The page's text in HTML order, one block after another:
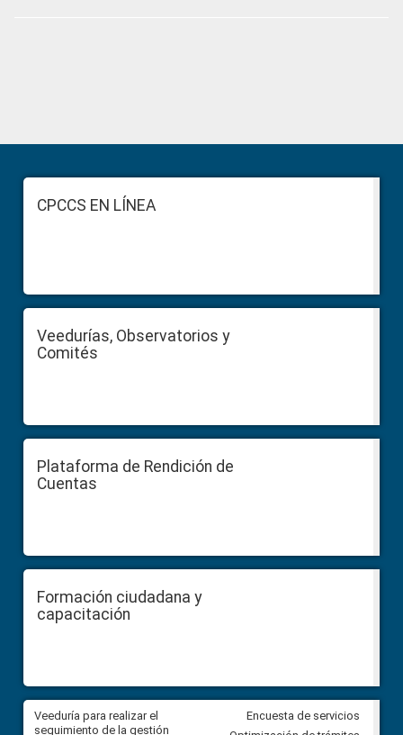
Sidebar
FooterCPCCS EN LÍNEA
Veedurías, Observatorios y
Comités
Plataforma de Rendición de
Cuentas
Formación ciudadana y
capacitación
Veeduría para realizar el
seguimiento de la gestión
Veeduría para vigilar los
derivados de la Audiencia
Encuesta de servicios